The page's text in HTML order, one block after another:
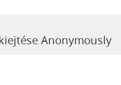
Anonymously